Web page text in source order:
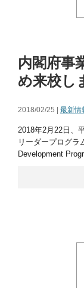
内閣府事
め来校し
2018/02/25 | 最新情
2018年2月22日、
リーダープログラ
Development